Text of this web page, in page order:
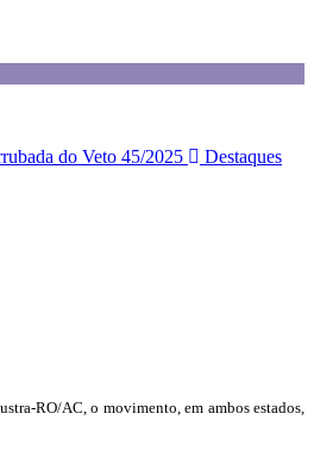
do Veto 45/2025
Destaques
RO/AC, o movimento, em ambos estados,